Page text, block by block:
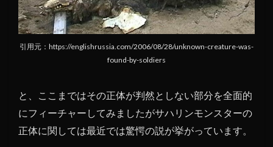
引用元：https://englishrussia.com/2006/08/28/unknown-creature-was-
found-by-soldiers
と、ここまではその正体が判然としない部分を全面的
にフィーチャーしてみましたがサハリンモンスターの
正体に関しては最近では驚愕の説が挙がっています。